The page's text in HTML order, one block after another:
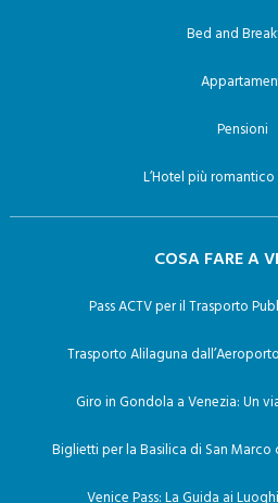
Bed and
Pensioni
L’Hotel più
COSA FARE A
Pass ACTV per il Trasporto
Trasporto Alilaguna
Giro in Gondola a Venezia: Un
Biglietti per la Basilica di San Marco
Venice Pass: La Guida ai